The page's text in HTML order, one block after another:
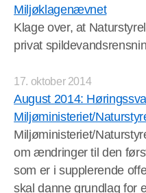
Miljøklagenævnet
Klage over, at
privat
17. oktober 2014
August 2014:
Miljøministeriet/
Miljøministeriet/
om ændringer til den
som er i supplerende
skal danne grundlag for